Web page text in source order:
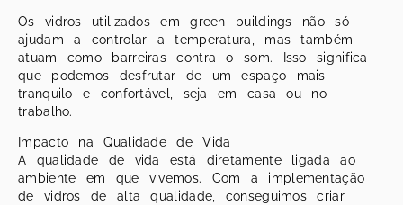
Os vidros utilizados em green buildings não só
ajudam a controlar a temperatura, mas também
atuam como barreiras contra o som. Isso significa
que podemos desfrutar de um espaço mais
tranquilo e confortável, seja em casa ou no
trabalho.
Impacto na Qualidade de Vida
A qualidade de vida está diretamente ligada ao
ambiente em que vivemos. Com a implementação
de vidros de alta qualidade, conseguimos criar